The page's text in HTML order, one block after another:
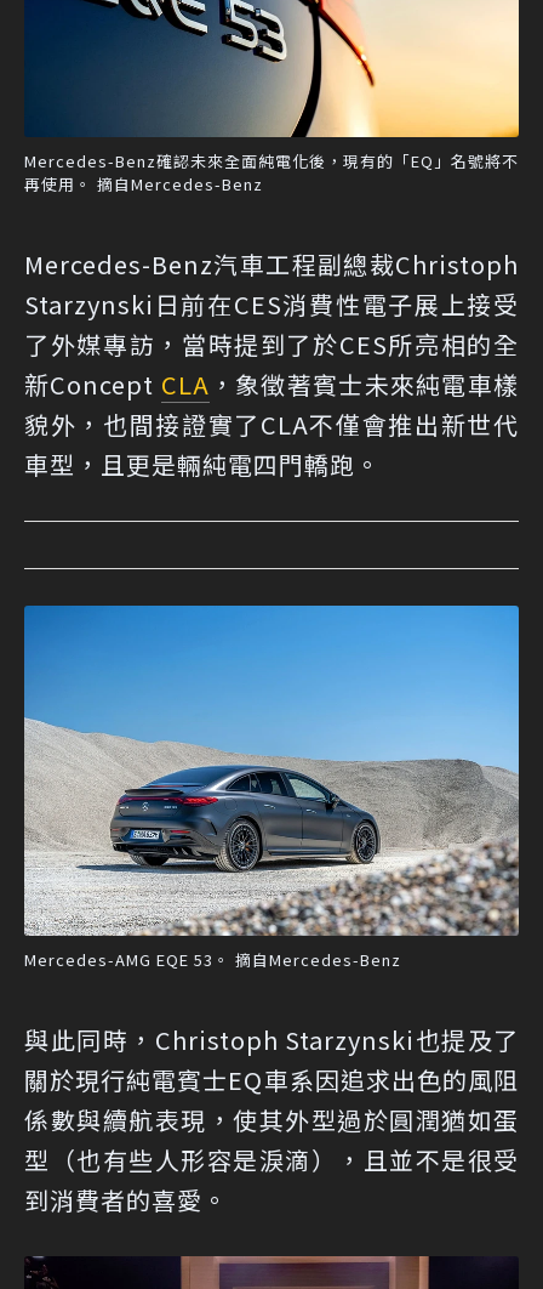
Mercedes-Benz確認未來全面純電化後，現有的「EQ」名號將不
再使用。 摘自Mercedes-Benz
Mercedes-Benz汽車工程副總裁Christoph
Starzynski日前在CES消費性電子展上接受
了外媒專訪，當時提到了於CES所亮相的全
新Concept CLA ，象徵著賓士未來純電車樣
貌外，也間接證實了CLA不僅會推出新世代
車型，且更是輛純電四門轎跑。
Mercedes-AMG EQE 53。 摘自Mercedes-Benz
與此同時，Christoph Starzynski也提及了
關於現行純電賓士EQ車系因追求出色的風阻
係數與續航表現，使其外型過於圓潤猶如蛋
型（也有些人形容是淚滴），且並不是很受
到消費者的喜愛。